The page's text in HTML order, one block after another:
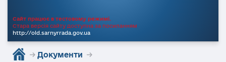
Сайт працює в тестовому режимі.
Стара версія сайту доступна за посиланням
http://old.sarnyrrada.gov.ua
→ Документи →